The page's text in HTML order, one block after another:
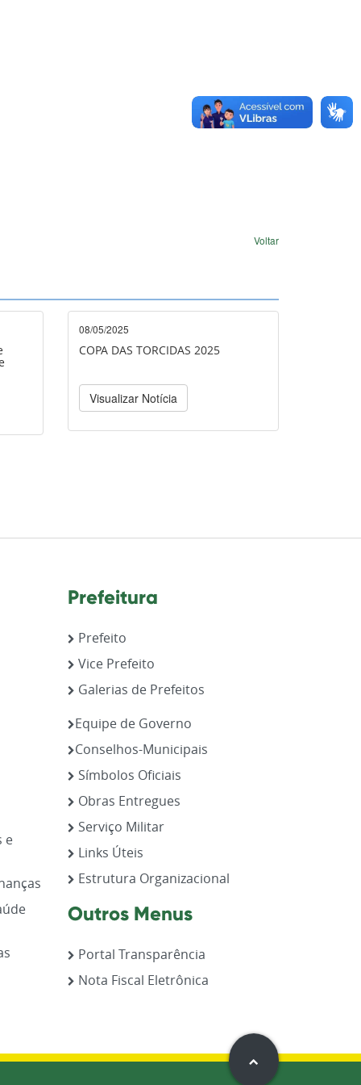
Voltar
08/05/2025
COPA DAS TORCIDAS 2025
Visualizar Notícia
e
Prefeitura
Prefeito
Vice Prefeito
Galerias de Prefeitos
Equipe de Governo
Conselhos-Municipais
Símbolos Oficiais
Obras Entregues
Serviço Militar
Links Úteis
Estrutura Organizacional
Outros Menus
Portal Transparência
Nota Fiscal Eletrônica